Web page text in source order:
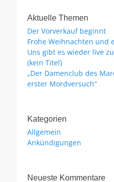
Aktuelle Themen
Der Vorverkauf beginnt
Frohe Weihnachten und
Uns gibt es wieder live
(kein Titel)
„Der Damenclub des
erster Mordversuch“
Kategorien
Allgemein
Ankündigungen
Neueste Kommentare